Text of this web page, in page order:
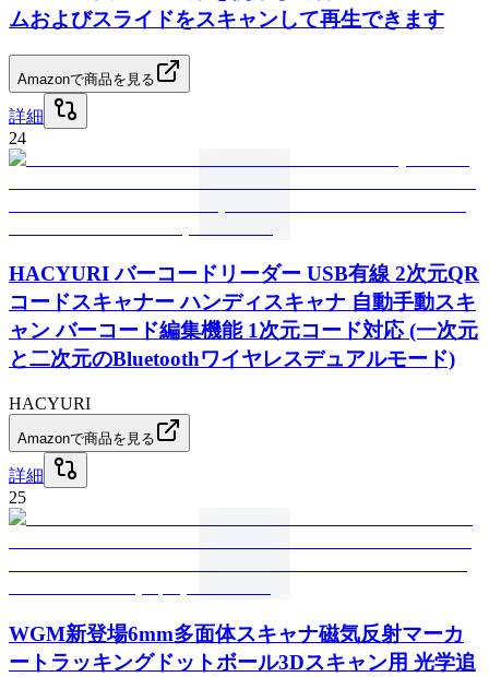
ムおよびスライドをスキャンして再生できます
Amazonで商品を見る
詳細
24
HACYURI バーコードリーダー USB有線 2次元QR
コードスキャナー ハンディスキャナ 自動手動スキ
ャン バーコード編集機能 1次元コード対応 (一次元
と二次元のBluetoothワイヤレスデュアルモード)
HACYURI
Amazonで商品を見る
詳細
25
WGM新登場6mm多面体スキャナ磁気反射マーカ
ートラッキングドットボール3Dスキャン用 光学追